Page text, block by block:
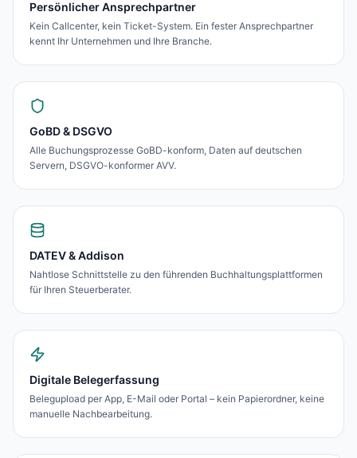
Persönlicher Ansprechpartner
Kein Callcenter, kein Ticket-System. Ein fester Ansprechpartner
kennt Ihr Unternehmen und Ihre Branche.
GoBD & DSGVO
Alle Buchungsprozesse GoBD-konform, Daten auf deutschen
Servern, DSGVO-konformer AVV.
DATEV & Addison
Nahtlose Schnittstelle zu den führenden Buchhaltungsplattformen
für Ihren Steuerberater.
Digitale Belegerfassung
Belegupload per App, E-Mail oder Portal – kein Papierordner, keine
manuelle Nachbearbeitung.